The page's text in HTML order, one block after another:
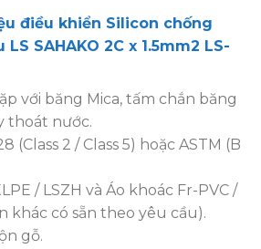
điều khiển Silicon chống
SAHAKO 2C x 1.5mm2 LS-
với băng Mica, tấm chắn băng
thoát nước.
(Class 2 / Class 5) hoặc ASTM (B
/ LSZH và Áo khoác Fr-PVC /
khác có sẵn theo yêu cầu).
gỗ.